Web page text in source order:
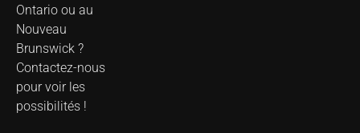
Ontario ou au
Nouveau
Brunswick ?
Contactez-nous
pour voir les
possibilités !